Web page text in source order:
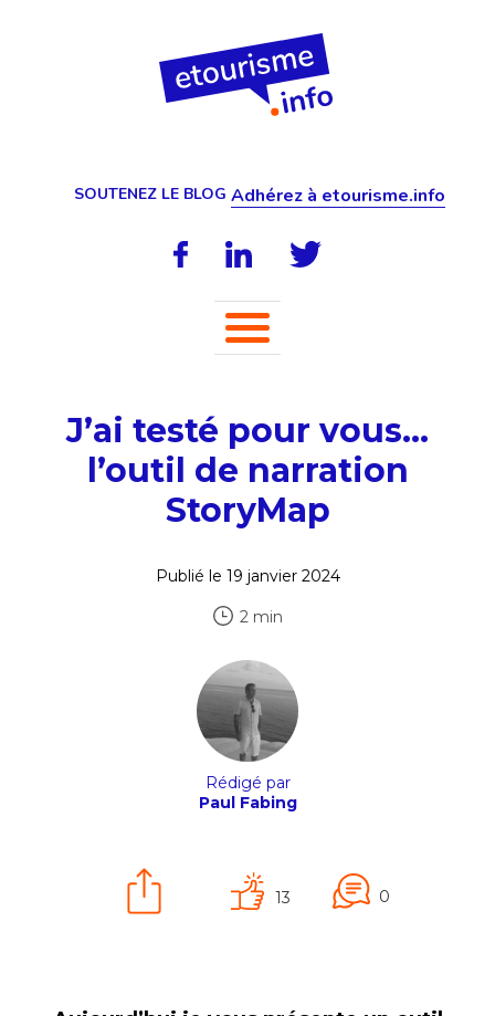
SOUTENEZ LE BLOG Adhérez à etourisme.info
J’ai testé pour vous…
l’outil de narration
StoryMap
Publié le 19 janvier 2024
2 min
Rédigé par
Paul Fabing
13 0